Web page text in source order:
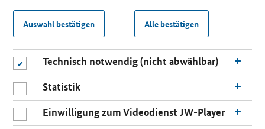
Auswahl bestätigen Alle bestätigen
Technisch notwendig (nicht abwählbar)
Statistik
Einwilligung zum Videodienst JW-Player